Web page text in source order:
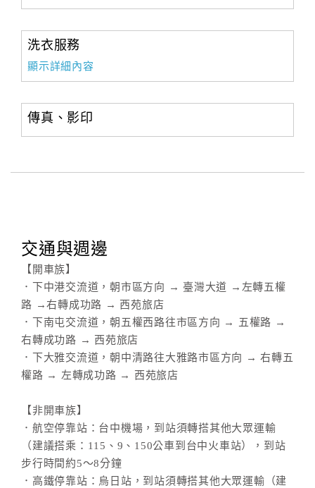
洗衣服務
顯示詳細內容
傳真、影印
交通與週邊
【開車族】
．下中港交流道，朝市區方向 → 臺灣大道 →左轉五權
路 →右轉成功路 → 西苑旅店
．下南屯交流道，朝五權西路往市區方向 → 五權路 →
右轉成功路 → 西苑旅店
．下大雅交流道，朝中清路往大雅路市區方向 → 右轉五
權路 → 左轉成功路 → 西苑旅店
【非開車族】
．航空停靠站：台中機場，到站須轉搭其他大眾運輸
（建議搭乘：115、9、150公車到台中火車站），到站
步行時間約5～8分鐘
．高鐵停靠站：烏日站，到站須轉搭其他大眾運輸（建